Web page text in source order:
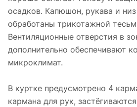
осадков. Капюшон, рукава и низ
обработаны трикотажной
Вентиляционные отверстия в
дополнительно обеспечивают
микроклимат.
В куртке предусмотрено 4
кармана для рук,